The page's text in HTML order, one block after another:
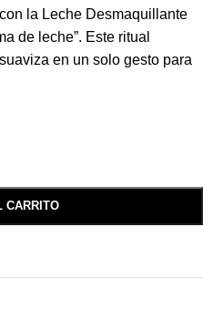
la Leche Desmaquillante
de leche”. Este ritual
en un solo gesto para
CARRITO